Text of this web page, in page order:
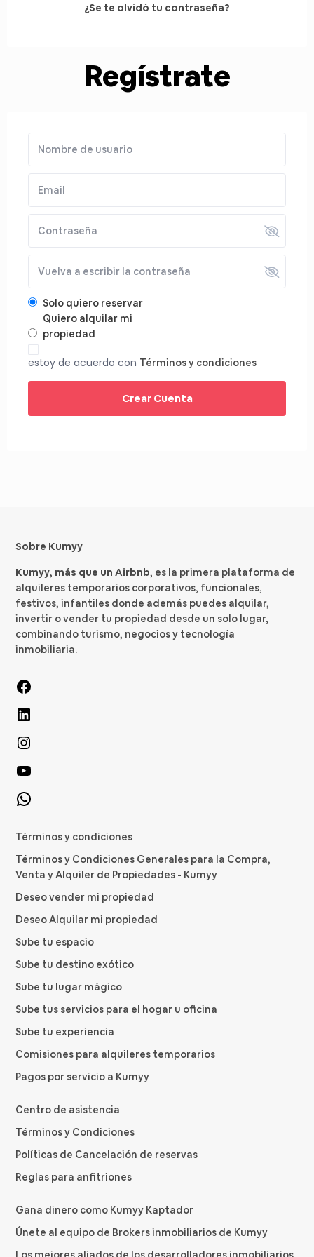
¿Se te olvidó tu contraseña?
Regístrate
Solo quiero reservar
Quiero alquilar mi
propiedad
estoy de acuerdo con Términos y condiciones
Crear Cuenta
Sobre Kumyy
Kumyy, más que un Airbnb, es la primera plataforma de
alquileres temporarios corporativos, funcionales,
festivos, infantiles donde además puedes alquilar,
invertir o vender tu propiedad desde un solo lugar,
combinando turismo, negocios y tecnología
inmobiliaria.
Términos y condiciones
Términos y Condiciones Generales para la Compra,
Venta y Alquiler de Propiedades - Kumyy
Deseo vender mi propiedad
Deseo Alquilar mi propiedad
Sube tu espacio
Sube tu destino exótico
Sube tu lugar mágico
Sube tus servicios para el hogar u oficina
Sube tu experiencia
Comisiones para alquileres temporarios
Pagos por servicio a Kumyy
Centro de asistencia
Términos y Condiciones
Políticas de Cancelación de reservas
Reglas para anfitriones
Gana dinero como Kumyy Kaptador
Únete al equipo de Brokers inmobiliarios de Kumyy